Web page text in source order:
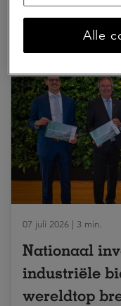
Hierna
07 juli 2026 | 3 min.
Nationaal
industriële
wereldtop
Alle